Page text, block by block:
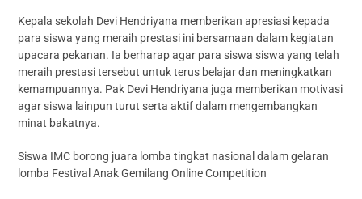
Kepala sekolah Devi Hendriyana memberikan apresiasi kepada
para siswa yang meraih prestasi ini bersamaan dalam kegiatan
upacara pekanan. Ia berharap agar para siswa siswa yang telah
meraih prestasi tersebut untuk terus belajar dan meningkatkan
kemampuannya. Pak Devi Hendriyana juga memberikan motivasi
agar siswa lainpun turut serta aktif dalam mengembangkan
minat bakatnya.
Siswa IMC borong juara lomba tingkat nasional dalam gelaran
lomba Festival Anak Gemilang Online Competition